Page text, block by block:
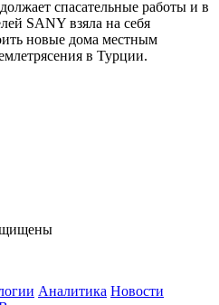
спасательные работы и в
SANY взяла на себя
новые дома местным
в Турции.
Аналитика Новости